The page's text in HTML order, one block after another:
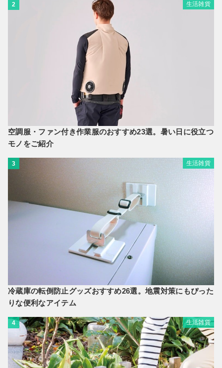
2 生活雑貨
空調服・ファン付き作業服のおすすめ23選。暑い日に役立つ
モノをご紹介
3 生活雑貨
冷蔵庫の転倒防止グッズおすすめ26選。地震対策にもぴった
りな便利なアイテム
4 生活雑貨